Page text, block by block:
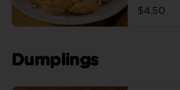
$4.50
Dumplings